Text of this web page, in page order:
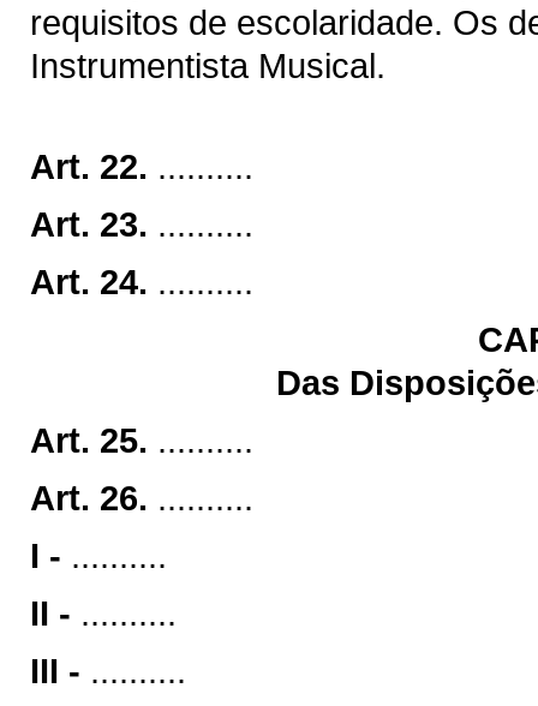
requisitos de escolaridade. Os
Instrumentista Musical.
Art. 22. ..........
Art. 23. ..........
Art. 24. ..........
Das
Art. 25. ..........
Art. 26. ..........
I - ..........
II - ..........
III - ..........